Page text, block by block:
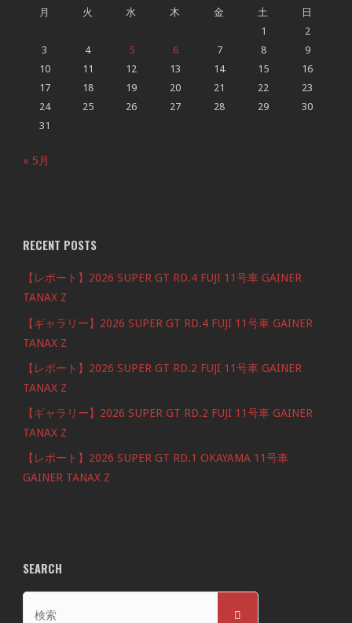
月
火 水 木 金 土
日
1
2
3
4 5 6 7 8
9
10
11 12 13 14 15
16
17
18 19 20 21 22
23
24
25 26 27 28 29
30
31
« 5月
RECENT POSTS
【レポート】2026 SUPER GT RD.4 FUJI 11号車 GAINER
TANAX Z
【ギャラリー】2026 SUPER GT RD.4 FUJI 11号車 GAINER
TANAX Z
【レポート】2026 SUPER GT RD.2 FUJI 11号車 GAINER
TANAX Z
【ギャラリー】2026 SUPER GT RD.2 FUJI 11号車 GAINER
TANAX Z
【レポート】2026 SUPER GT RD.1 OKAYAMA 11号車
GAINER TANAX Z
SEARCH
検